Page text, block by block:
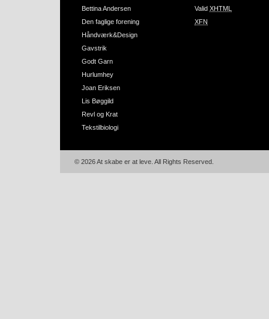
Bettina Andersen
Den faglige forening
Håndværk&Design
Gavstrik
Godt Garn
Hurlumhey
Joan Eriksen
Lis Bøggild
Revl og Krat
Tekstilbiologi
Valid XHTML
XFN
© 2026 At skabe er at leve. All Rights Reserved.